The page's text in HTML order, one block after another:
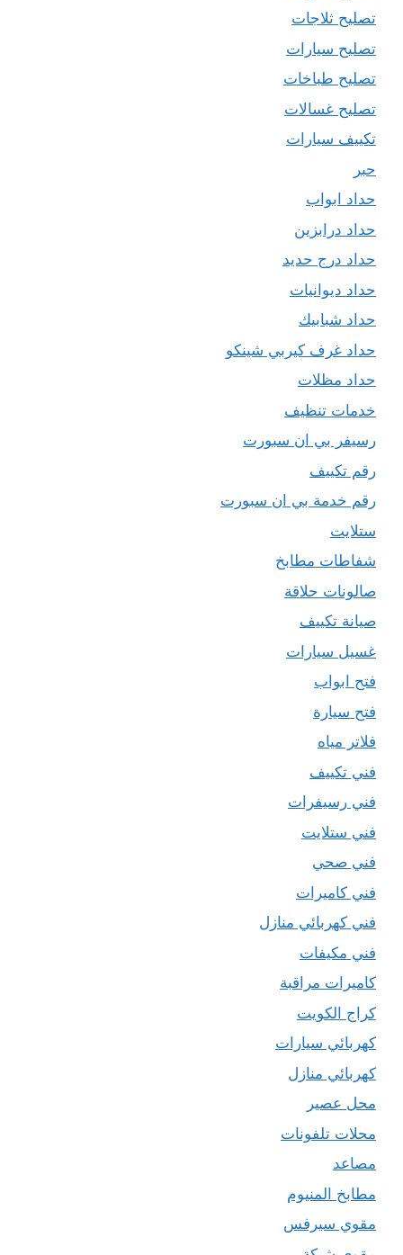
تصليح ثلاجات
تصليح سيارات
تصليح طباخات
تصليح غسالات
تكييف سيارات
حبر
حداد ابواب
حداد درابزين
حداد درج حديد
حداد ديوانيات
حداد شبابيك
حداد غرف كيربي شينكو
حداد مظلات
خدمات تنظيف
رسيفر بي ان سبورت
رقم تكييف
رقم خدمة بي ان سبورت
ستلايت
شفاطات مطابخ
صالونات حلاقة
صيانة تكييف
غسيل سيارات
فتح ابواب
فتح سيارة
فلاتر مياه
فني تكييف
فني رسيفرات
فني ستلايت
فني صحي
فني كاميرات
فني كهربائي منازل
فني مكيفات
كاميرات مراقبة
كراج الكويت
كهربائي سيارات
كهربائي منازل
محل عصير
محلات تلفونات
مصاعد
مطابخ المنيوم
مقوي سيرفس